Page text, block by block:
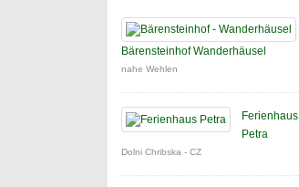
Bärensteinhof Wanderhäusel
nahe Wehlen
Ferienhaus
Petra
Dolni Chribska - CZ